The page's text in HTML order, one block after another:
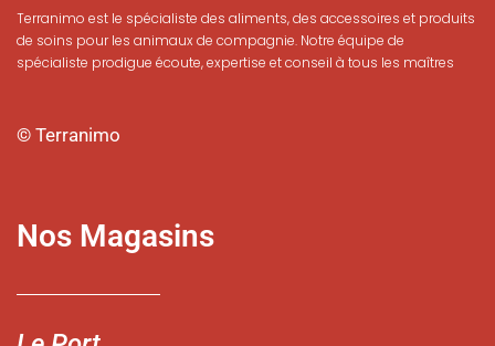
Terranimo est le spécialiste des aliments, des accessoires et produits
de soins pour les animaux de compagnie. Notre équipe de
spécialiste prodigue écoute, expertise et conseil à tous les maîtres
© Terranimo
Nos Magasins